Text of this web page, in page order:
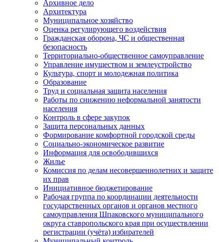
Архивное дело
Архитектура
Муниципальное хозяйство
Оценка регулирующего воздействия
Гражданская оборона, ЧС и общественная
безопасность
Территориально-общественное самоуправление
Управление имуществом и землеустройство
Культура, спорт и молодежная политика
Образование
Труд и социальная защита населения
Работы по снижению неформальной занятости
населения
Контроль в сфере закупок
Защита персональных данных
Формирование комфортной городской среды
Социально-экономическое развитие
Информация для освободившихся
Жилье
Комиссия по делам несовершеннолетних и защите
их прав
Инициативное бюджетирование
Рабочая группа по координации деятельности
государственных органов и органов местного
самоуправления Шпаковского муниципального
округа ставропольского края при осуществлении
регистрации (учёта) избирателей